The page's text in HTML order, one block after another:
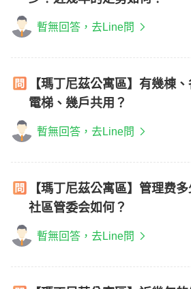
暫無回答，去Line問
【瑪丁尼茲公寓區】有幾棟
電梯、幾戶共用？
暫無回答，去Line問
【瑪丁尼茲公寓區】管理费
社區管委会如何？
暫無回答，去Line問